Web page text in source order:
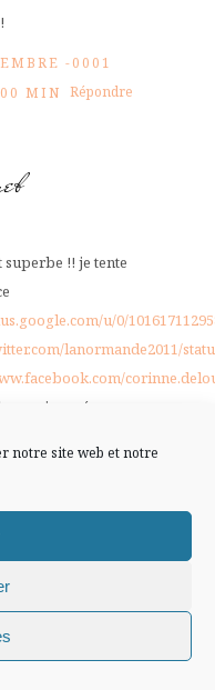
notre site web et notre
-0001
MIN Répondre
superbe !! je tente
u/0/
lanormande2011/
journée
-0001
-0001